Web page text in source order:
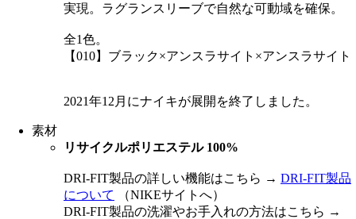
実現。ラグランスリーブで自然な可動域を確保。
全1色。
【010】ブラック×アンスラサイト×アンスラサイト
2021年12月にナイキが展開を終了しました。
素材
リサイクルポリエステル 100%
DRI-FIT製品の詳しい機能はこちら → DRI-FIT製品
について
（NIKEサイトへ）
DRI-FIT製品の洗濯やお手入れの方法はこちら →